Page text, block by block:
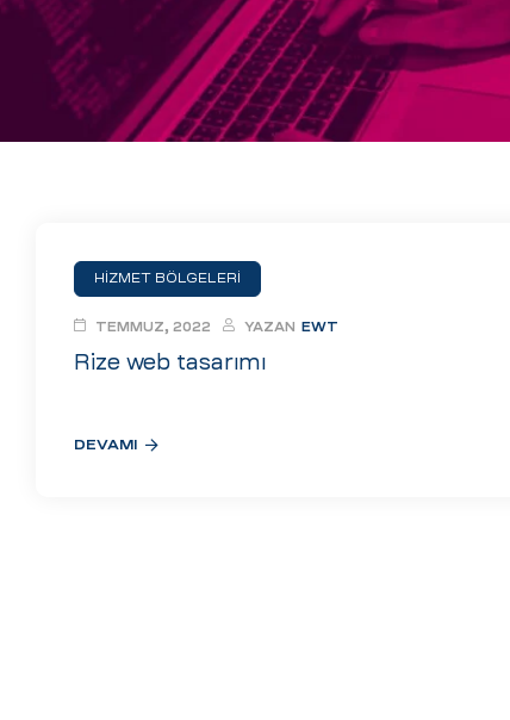
Aday
HİZMET BÖLGELERİ
Rize web tasarımı
TEMMUZ, 2022 YAZAN EWT
DEVAMI